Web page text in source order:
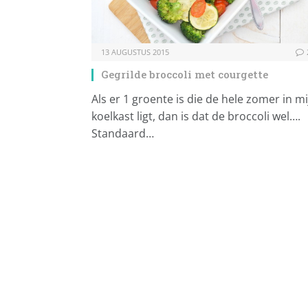
13 AUGUSTUS 2015
Gegrilde broccoli met courgette
Als er 1 groente is die de hele zomer in
koelkast ligt, dan is dat de broccoli wel….
Standaard…